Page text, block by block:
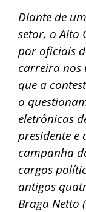
Diante de
setor, o Alto
por oficiais
carreira nos
que a
o
eletrônicas
presidente e
campanha
cargos
antigos
Braga Netto